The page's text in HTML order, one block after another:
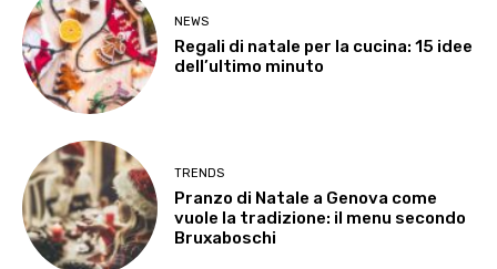
NEWS
Regali di natale per la cucina: 15 idee
dell’ultimo minuto
TRENDS
Pranzo di Natale a Genova come
vuole la tradizione: il menu secondo
Bruxaboschi